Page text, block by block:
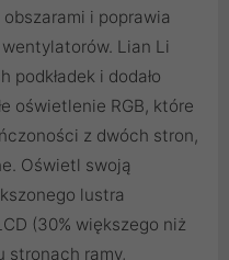
i poprawia
Lian Li
podkładek i dodało
oświetlenie RGB, które
z dwóch stron,
Oświetl swoją
lustra
(30% większego niż
stronach ramy,